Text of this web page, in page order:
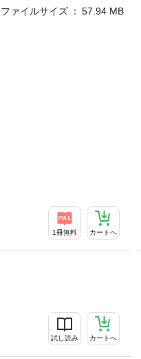
1冊無料 カートへ
試し読み カートへ
ファイルサイズ
57.94 MB